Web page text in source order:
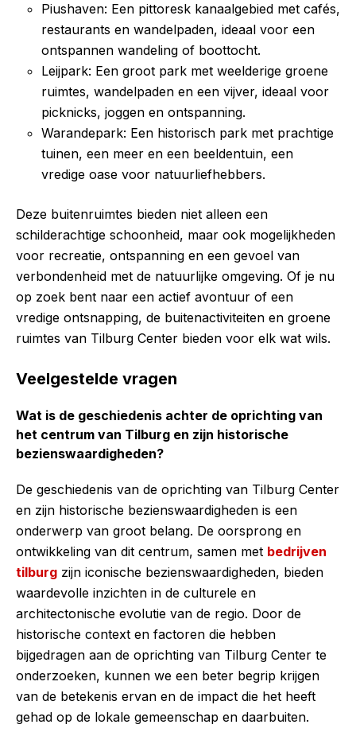
Piushaven: Een pittoresk kanaalgebied met cafés,
restaurants en wandelpaden, ideaal voor een
ontspannen wandeling of boottocht.
Leijpark: Een groot park met weelderige groene
ruimtes, wandelpaden en een vijver, ideaal voor
picknicks, joggen en ontspanning.
Warandepark: Een historisch park met prachtige
tuinen, een meer en een beeldentuin, een
vredige oase voor natuurliefhebbers.
Deze buitenruimtes bieden niet alleen een
schilderachtige schoonheid, maar ook mogelijkheden
voor recreatie, ontspanning en een gevoel van
verbondenheid met de natuurlijke omgeving. Of je nu
op zoek bent naar een actief avontuur of een
vredige ontsnapping, de buitenactiviteiten en groene
ruimtes van Tilburg Center bieden voor elk wat wils.
Veelgestelde vragen
Wat is de geschiedenis achter de oprichting van
het centrum van Tilburg en zijn historische
bezienswaardigheden?
De geschiedenis van de oprichting van Tilburg Center
en zijn historische bezienswaardigheden is een
onderwerp van groot belang. De oorsprong en
ontwikkeling van dit centrum, samen met bedrijven
tilburg zijn iconische bezienswaardigheden, bieden
waardevolle inzichten in de culturele en
architectonische evolutie van de regio. Door de
historische context en factoren die hebben
bijgedragen aan de oprichting van Tilburg Center te
onderzoeken, kunnen we een beter begrip krijgen
van de betekenis ervan en de impact die het heeft
gehad op de lokale gemeenschap en daarbuiten.